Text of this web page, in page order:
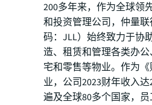
200多年来，作为全球领
和投资管理公司，仲量
码：JLL）始终致力于协
造、租赁和管理各类办
宅和零售等物业。作为
业，公司2023财年收入
遍及全球80多个国家，